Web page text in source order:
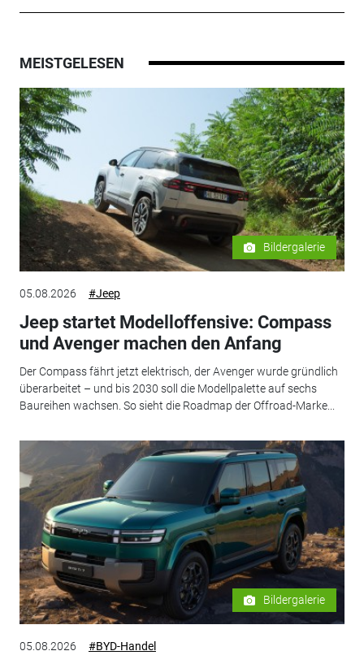
MEISTGELESEN
Bildergalerie
05.08.2026 #Jeep
Jeep startet Modelloffensive: Compass
und Avenger machen den Anfang
Der Compass fährt jetzt elektrisch, der Avenger wurde gründlich
überarbeitet – und bis 2030 soll die Modellpalette auf sechs
Baureihen wachsen. So sieht die Roadmap der Offroad-Marke...
Bildergalerie
05.08.2026 #BYD-Handel